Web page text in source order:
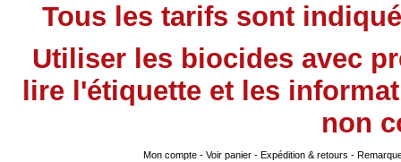
Tous les tarifs sont
Utiliser les biocides avec
lire l'étiquette et les
non
Mon compte- Voir panier- Expédition & retours -